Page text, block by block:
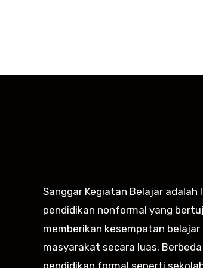
Sanggar Kegiatan Belajar adalah
pendidikan nonformal yang
memberikan kesempatan belajar
masyarakat secara luas.
pendidikan formal seperti